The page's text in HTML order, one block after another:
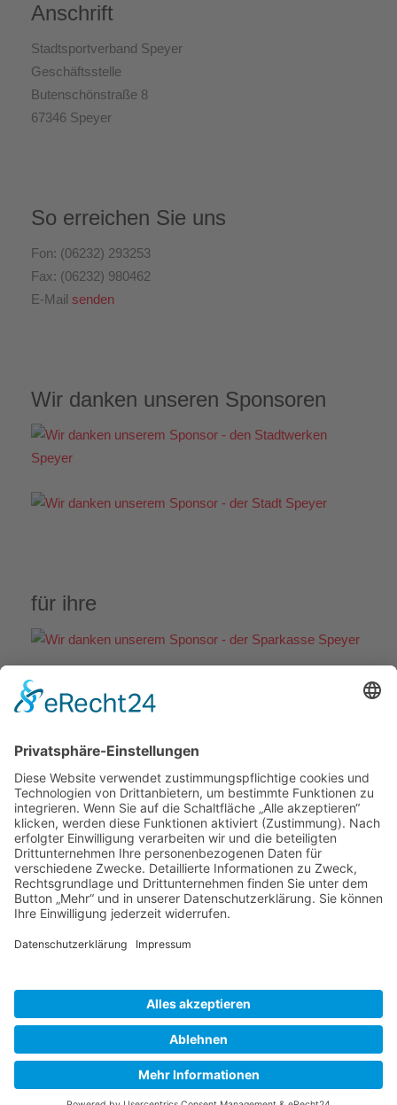
Anschrift
Stadtsportverband Speyer
Geschäftsstelle
Butenschönstraße 8
67346 Speyer
So erreichen Sie uns
Fon: (06232) 293253
Fax: (06232) 980462
E-Mail senden
Wir danken unseren Sponsoren
für ihre
wertvolle Unterstützung